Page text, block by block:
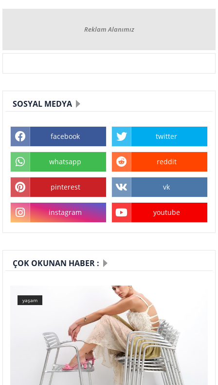
Reklam Alanımız
SOSYAL MEDYA
facebook twitter
whatsapp reddit
pinterest vk
instagram youtube
ÇOK OKUNAN HABER :
yaşam